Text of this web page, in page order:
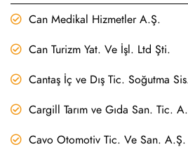
Can Medikal Hizmetler A.Ş.
Can Turizm Yat. Ve İşl. Ltd Şti.
Cantaş İç ve Dış Tic. Soğutma
Cargill Tarım ve Gıda San. Tic.
Cavo Otomotiv Tic. Ve San. A.Ş.